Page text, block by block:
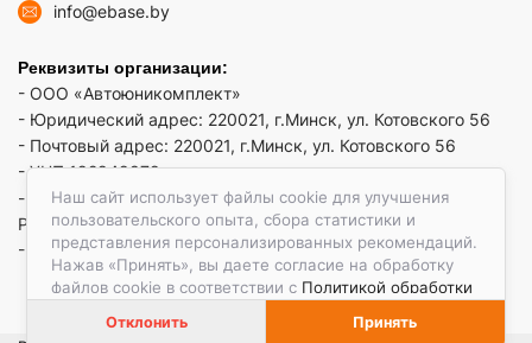
Наш сайт использует файлы cookie для улучшения
пользовательского опыта, сбора статистики и
представления персонализированных рекомендаций.
Нажав «Принять», вы даете согласие на обработку
файлов cookie в соответствии с Политикой обработки
Отклонить Принять
info@ebase.by
Реквизиты организации:
- ООО «Автоюникомплект»
- Юридический адрес: 220021, г.Минск, ул. Котовского 56
- Почтовый адрес: 220021, г.Минск, ул. Котовского 56
- УНП 192949879
- р/сч BY52 REDJ 3012 1009 3553 3010 0933 в ЗАО "Банк
РРБ"
- Код банка: REDJBY22